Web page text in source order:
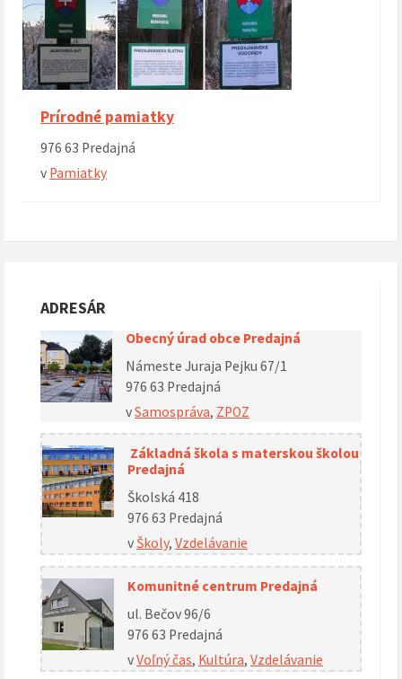
Prírodné pamiatky
976 63 Predajná
v Pamiatky
ADRESÁR
Obecný úrad obce Predajná
Námeste Juraja Pejku 67/1
976 63 Predajná
vSamospráva, ZPOZ
Základná škola s materskou školou
Predajná
Školská 418
976 63 Predajná
v Školy, Vzdelávanie
Komunitné centrum Predajná
ul. Bečov 96/6
976 63 Predajná
vVoľný čas, Kultúra, Vzdelávanie